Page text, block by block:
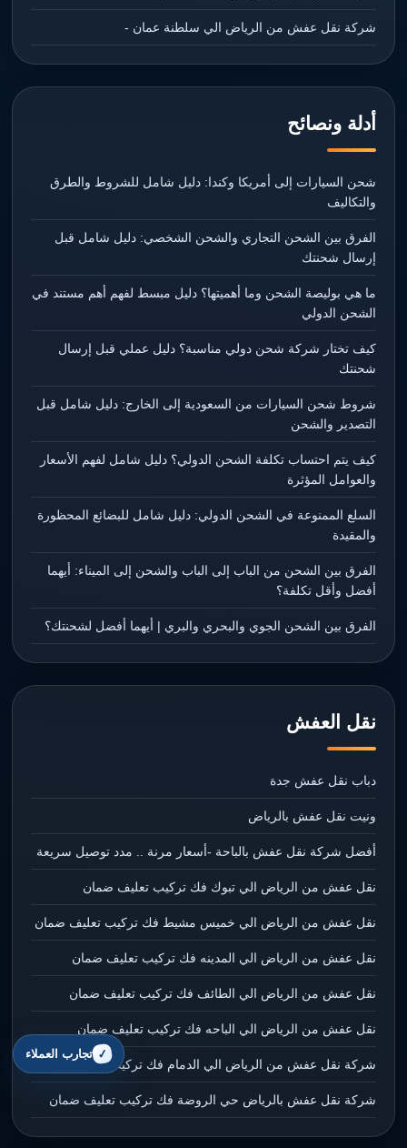
شركة نقل عفش من الرياض الي سلطنة عمان -
أدلة ونصائح
شحن السيارات إلى أمريكا وكندا: دليل شامل للشروط والطرق
والتكاليف
الفرق بين الشحن التجاري والشحن الشخصي: دليل شامل قبل
إرسال شحنتك
ما هي بوليصة الشحن وما أهميتها؟ دليل مبسط لفهم أهم مستند في
الشحن الدولي
كيف تختار شركة شحن دولي مناسبة؟ دليل عملي قبل إرسال
شحنتك
شروط شحن السيارات من السعودية إلى الخارج: دليل شامل قبل
التصدير والشحن
كيف يتم احتساب تكلفة الشحن الدولي؟ دليل شامل لفهم الأسعار
والعوامل المؤثرة
السلع الممنوعة في الشحن الدولي: دليل شامل للبضائع المحظورة
والمقيدة
الفرق بين الشحن من الباب إلى الباب والشحن إلى الميناء: أيهما
أفضل وأقل تكلفة؟
الفرق بين الشحن الجوي والبحري والبري | أيهما أفضل لشحنتك؟
نقل العفش
دباب نقل عفش جدة
ونيت نقل عفش بالرياض
أفضل شركة نقل عفش بالباحة -أسعار مرنة .. مدد توصيل سريعة
نقل عفش من الرياض الي تبوك فك تركيب تعليف ضمان
نقل عفش من الرياض الي خميس مشيط فك تركيب تعليف ضمان
نقل عفش من الرياض الي المدينه فك تركيب تعليف ضمان
نقل عفش من الرياض الي الطائف فك تركيب تعليف ضمان
نقل عفش من الرياض الي الباحه فك تركيب تعليف ضمان
شركة نقل عفش من الرياض الي الدمام فك تركيب تعليف ضمان
شركة نقل عفش بالرياض حي الروضة فك تركيب تعليف ضمان
تجارب العملاء